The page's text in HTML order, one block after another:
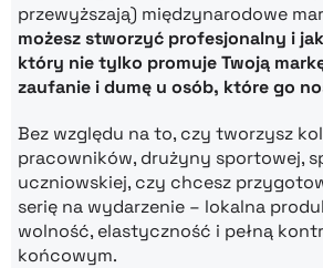
przewyższają) międzynarodowe
możesz stworzyć profesjonalny i
który nie tylko promuje Twoją
zaufanie i dumę u osób, które go
Bez względu na to, czy tworzysz
pracowników, drużyny sportowej,
uczniowskiej, czy chcesz
serię na wydarzenie – lokalna
wolność, elastyczność i pełną
końcowym.